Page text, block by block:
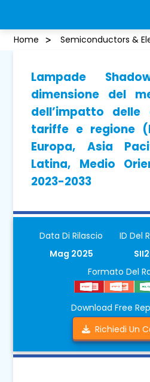
Home Semiconductors &
Lampade
dimensione del
dell’impatto
tariffe e regione
Europa, Asia
Latina, Medio
2023-2033
Data Di Rilascio
Mag 2025
ID Del
Formato Del
Download Free
Richiedi Un